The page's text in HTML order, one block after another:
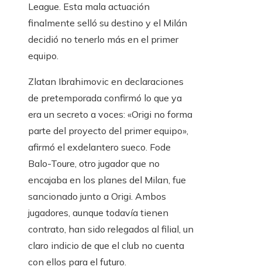
League. Esta mala actuación
finalmente selló su destino y el Milán
decidió no tenerlo más en el primer
equipo.
Zlatan Ibrahimovic en declaraciones
de pretemporada confirmó lo que ya
era un secreto a voces: «Origi no forma
parte del proyecto del primer equipo»,
afirmó el exdelantero sueco. Fode
Balo-Toure, otro jugador que no
encajaba en los planes del Milan, fue
sancionado junto a Origi. Ambos
jugadores, aunque todavía tienen
contrato, han sido relegados al filial, un
claro indicio de que el club no cuenta
con ellos para el futuro.